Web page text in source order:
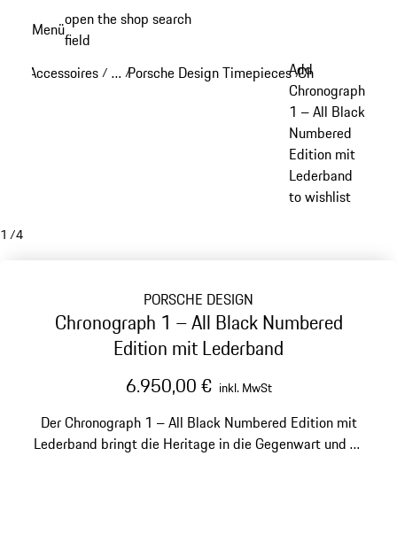
Hauptinhalt
Menüopen the shop search
field
Accessoires / …
Reveal collapsed breadcrumb items
/Porsche Design Timepieces/Chronograph 1
Add
Chronograph
1 – All Black
Numbered
Edition mit
Lederband
to wishlist
1 /4
PORSCHE DESIGN
Chronograph 1 – All Black Numbered
Edition mit Lederband
6.950,00 € inkl. MwSt
Der Chronograph 1 – All Black Numbered Edition mit
Lederband bringt die Heritage in die Gegenwart und an